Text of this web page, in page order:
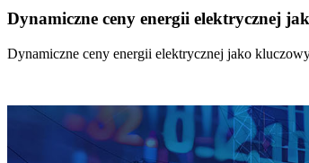
Dynamiczne ceny energii elektrycznej
Dynamiczne ceny energii elektrycznej jako